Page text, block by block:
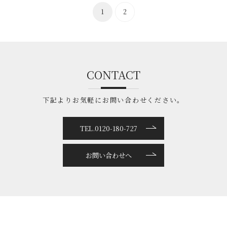
1 2
下記よりお気軽にお問い合わせください。
CONTACT
TEL.0120-180-727
お問い合わせへ